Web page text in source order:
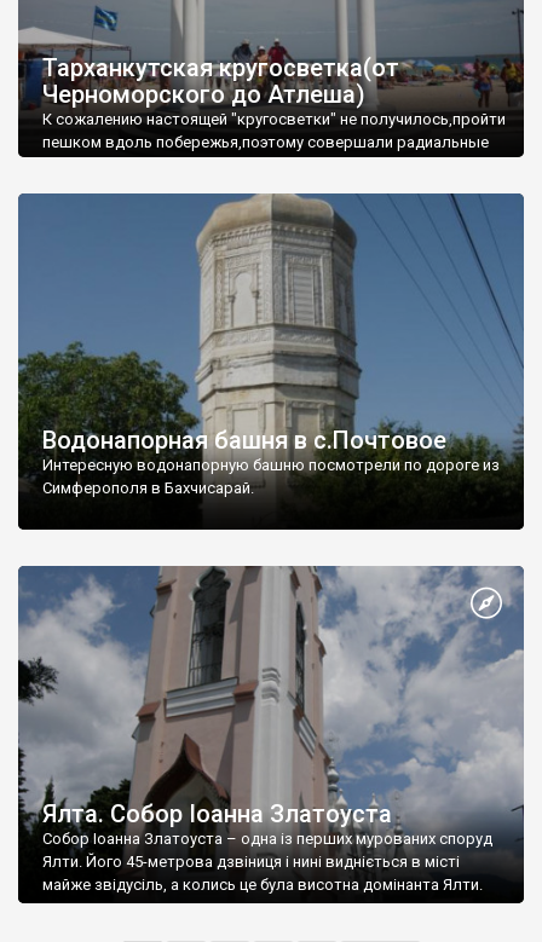
Тарханкутская кругосветка(от
Черноморского до Атлеша)
К сожалению настоящей "кругосветки" не получилось,пройти
пешком вдоль побережья,поэтому совершали радиальные
Водонапорная башня в с.Почтовое
Интересную водонапорную башню посмотрели по дороге из
Симферополя в Бахчисарай.
Ялта. Собор Іоанна Златоуста
Собор Іоанна Златоуста – одна із перших мурованих споруд
Ялти. Його 45-метрова дзвіниця і нині видніється в місті
майже звідусіль, а колись це була висотна домінанта Ялти.